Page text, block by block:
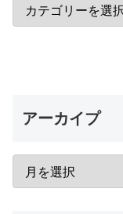
アーカイプ